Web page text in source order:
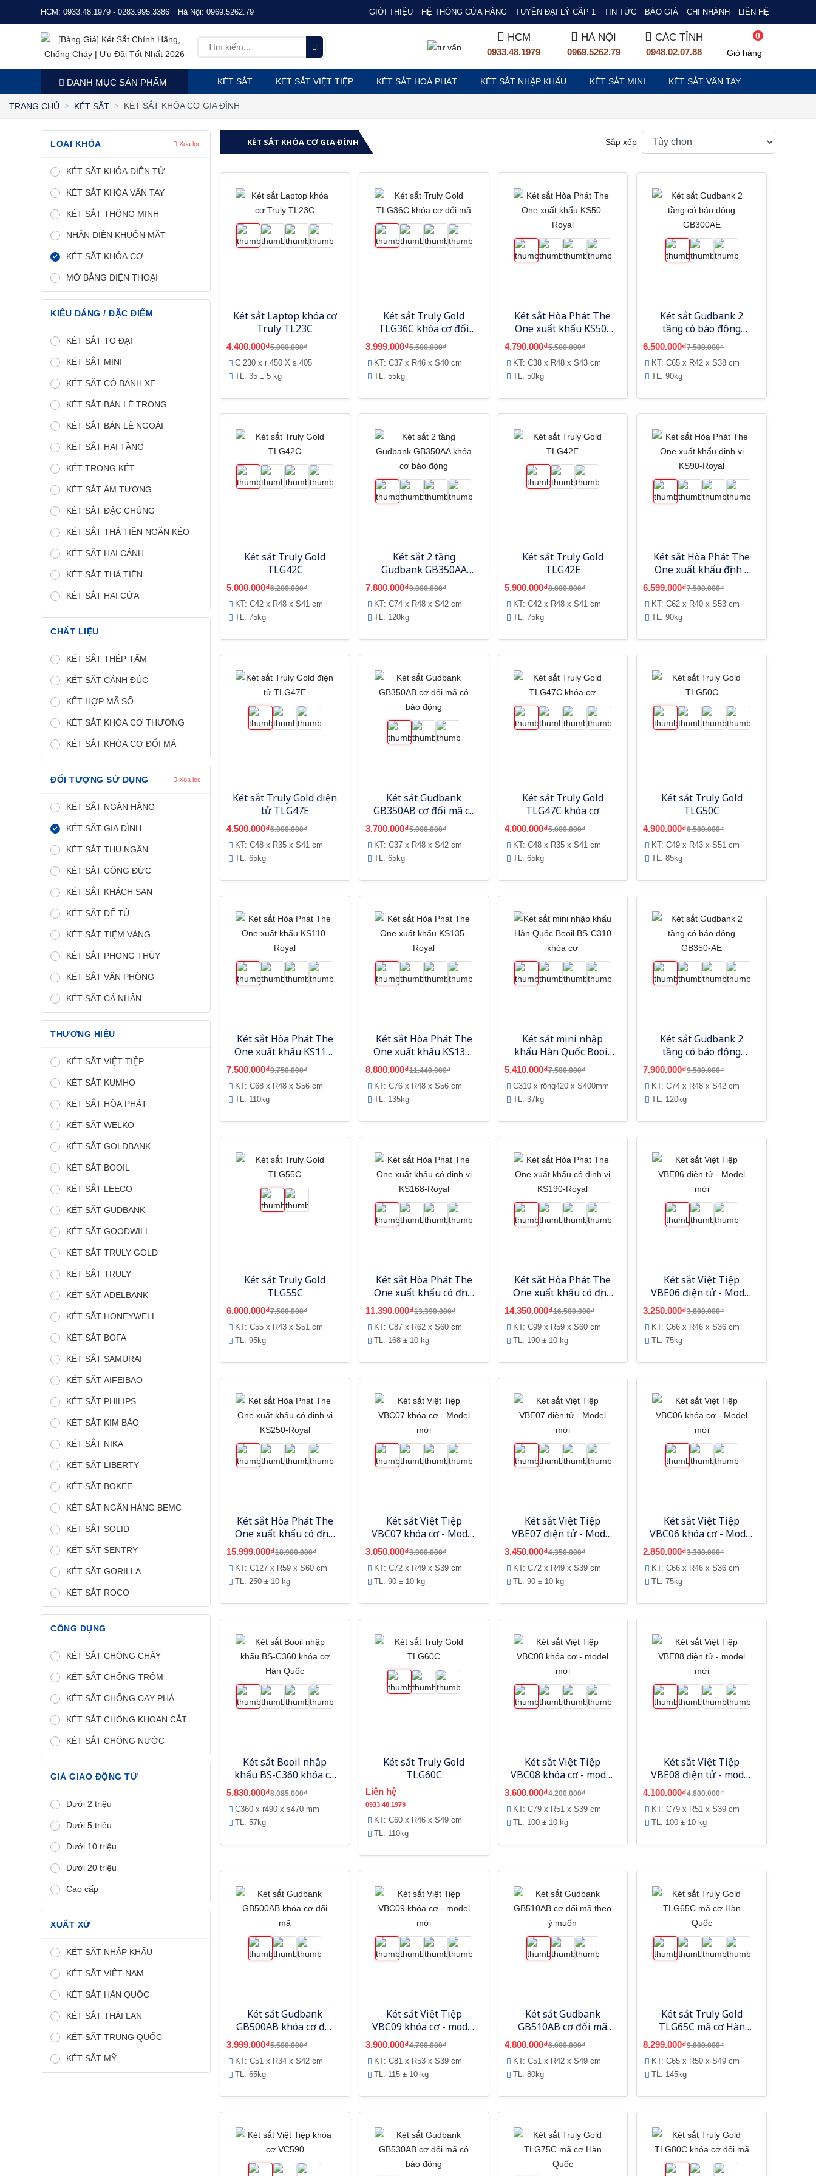
HCM: 0933.48.1979 - 0283.995.3386 Hà Nội: 0969.5262.79 GIỚI THIỆU HỆ THỐNG CỬA HÀNG TUYỂN ĐẠI LÝ CẤP 1 TIN TỨC BÁO GIÁ CHI NHÁNH LIÊN HỆ
HCM
0933.48.1979
HÀ NỘI
0969.5262.79
CÁC TỈNH
0948.02.07.88
0
Giỏ hàng
DANH MỤC SẢN PHẨM KÉT SẮT KÉT SẮT VIỆT TIỆP KÉT SẮT HOÀ PHÁT KÉT SẮT NHẬP KHẨU KÉT SẮT MINI KÉT SẮT VÂN TAY
TRANG CHỦ KÉT SẮT KÉT SẮT KHÓA CƠ GIA ĐÌNH
LOẠI KHÓA Xóa lọc
KÉT SẮT KHÓA ĐIỆN TỬ
KÉT SẮT KHÓA VÂN TAY
KÉT SẮT THÔNG MINH
NHẬN DIỆN KHUÔN MẶT
KÉT SẮT KHÓA CƠ
MỞ BẰNG ĐIỆN THOẠI
KIỂU DÁNG / ĐẶC ĐIỂM
KÉT SẮT TO ĐẠI
KÉT SẮT MINI
KÉT SẮT CÓ BÁNH XE
KÉT SẮT BÀN LỀ TRONG
KÉT SẮT BÀN LỀ NGOÀI
KÉT SẮT HAI TẦNG
KÉT TRONG KÉT
KÉT SẮT ÂM TƯỜNG
KÉT SẮT ĐẶC CHỦNG
KÉT SẮT THẢ TIỀN NGĂN KÉO
KÉT SẮT HAI CÁNH
KÉT SẮT THẢ TIỀN
KÉT SẮT HAI CỬA
CHẤT LIỆU
KÉT SẮT THÉP TẤM
KÉT SẮT CÁNH ĐÚC
KẾT HỢP MÃ SỐ
KÉT SẮT KHÓA CƠ THƯỜNG
KÉT SẮT KHÓA CƠ ĐỔI MÃ
ĐỐI TƯỢNG SỬ DỤNG Xóa lọc
KÉT SẮT NGÂN HÀNG
KÉT SẮT GIA ĐÌNH
KÉT SẮT THU NGÂN
KÉT SẮT CÔNG ĐỨC
KÉT SẮT KHÁCH SẠN
KÉT SẮT ĐỂ TỦ
KÉT SẮT TIỆM VÀNG
KÉT SẮT PHONG THỦY
KÉT SẮT VĂN PHÒNG
KÉT SẮT CÁ NHÂN
THƯƠNG HIỆU
KÉT SẮT VIỆT TIỆP
KÉT SẮT KUMHO
KÉT SẮT HÒA PHÁT
KÉT SẮT WELKO
KÉT SẮT GOLDBANK
KÉT SẮT BOOIL
KÉT SẮT LEECO
KÉT SẮT GUDBANK
KÉT SẮT GOODWILL
KÉT SẮT TRULY GOLD
KÉT SẮT TRULY
KÉT SẮT ADELBANK
KÉT SẮT HONEYWELL
KÉT SẮT BOFA
KÉT SẮT SAMURAI
KÉT SẮT AIFEIBAO
KÉT SẮT PHILIPS
KÉT SẮT KIM BẢO
KÉT SẮT NIKA
KÉT SẮT LIBERTY
KÉT SẮT BOKEE
KÉT SẮT NGÂN HÀNG BEMC
KÉT SẮT SOLID
KÉT SẮT SENTRY
KÉT SẮT GORILLA
KÉT SẮT ROCO
CÔNG DỤNG
KÉT SẮT CHỐNG CHÁY
KÉT SẮT CHỐNG TRỘM
KÉT SẮT CHỐNG CẠY PHÁ
KÉT SẮT CHỐNG KHOAN CẮT
KÉT SẮT CHỐNG NƯỚC
GIÁ GIAO ĐỘNG TỪ
Dưới 2 triệu
Dưới 5 triệu
Dưới 10 triệu
Dưới 20 triệu
Cao cấp
XUẤT XỨ
KÉT SẮT NHẬP KHẨU
KÉT SẮT VIỆT NAM
KÉT SẮT HÀN QUỐC
KÉT SẮT THÁI LAN
KÉT SẮT TRUNG QUỐC
KÉT SẮT MỸ
KÉT SẮT KHÓA CƠ GIA ĐÌNH Sắp xếp
Két sắt Laptop khóa cơ
Truly TL23C
4.400.000₫5.000.000₫
C 230 x r 450 X s 405
TL: 35 ± 5 kg
Két sắt Truly Gold
TLG36C khóa cơ đổi
mã
3.999.000₫5.500.000₫
KT: C37 x R46 x S40 cm
TL: 55kg
Két sắt Hòa Phát The
One xuất khẩu KS50-
Royal
4.790.000₫5.500.000₫
KT: C38 x R48 x S43 cm
TL: 50kg
Két sắt Gudbank 2
tầng có báo động
GB300AE
6.500.000₫7.500.000₫
KT: C65 x R42 x S38 cm
TL: 90kg
Két sắt Truly Gold
TLG42C
5.000.000₫6.200.000₫
KT: C42 x R48 x S41 cm
TL: 75kg
Két sắt 2 tầng
Gudbank GB350AA
khóa cơ báo động
7.800.000₫9.000.000₫
KT: C74 x R48 x S42 cm
TL: 120kg
Két sắt Truly Gold
TLG42E
5.900.000₫8.000.000₫
KT: C42 x R48 x S41 cm
TL: 75kg
Két sắt Hòa Phát The
One xuất khẩu định vị
KS90-Royal
6.599.000₫7.500.000₫
KT: C62 x R40 x S53 cm
TL: 90kg
Két sắt Truly Gold điện
tử TLG47E
4.500.000₫6.000.000₫
KT: C48 x R35 x S41 cm
TL: 65kg
Két sắt Gudbank
GB350AB cơ đổi mã có
báo động
3.700.000₫5.000.000₫
KT: C37 x R48 x S42 cm
TL: 65kg
Két sắt Truly Gold
TLG47C khóa cơ
4.000.000₫5.000.000₫
KT: C48 x R35 x S41 cm
TL: 65kg
Két sắt Truly Gold
TLG50C
4.900.000₫6.500.000₫
KT: C49 x R43 x S51 cm
TL: 85kg
Két sắt Hòa Phát The
One xuất khẩu KS110-
Royal
7.500.000₫9.750.000₫
KT: C68 x R48 x S56 cm
TL: 110kg
Két sắt Hòa Phát The
One xuất khẩu KS135-
Royal
8.800.000₫11.440.000₫
KT: C76 x R48 x S56 cm
TL: 135kg
Két sắt mini nhập
khẩu Hàn Quốc Booil
BS-C310 khóa cơ
5.410.000₫7.500.000₫
C310 x rộng420 x S400mm
TL: 37kg
Két sắt Gudbank 2
tầng có báo động
GB350-AE
7.900.000₫9.500.000₫
KT: C74 x R48 x S42 cm
TL: 120kg
Két sắt Truly Gold
TLG55C
6.000.000₫7.500.000₫
KT: C55 x R43 x S51 cm
TL: 95kg
Két sắt Hòa Phát The
One xuất khẩu có định
vị KS168-Royal
11.390.000₫13.390.000₫
KT: C87 x R62 x S60 cm
TL: 168 ± 10 kg
Két sắt Hòa Phát The
One xuất khẩu có định
vị KS190-Royal
14.350.000₫16.500.000₫
KT: C99 x R59 x S60 cm
TL: 190 ± 10 kg
Két sắt Việt Tiệp
VBE06 điện tử - Model
mới
3.250.000₫3.800.000₫
KT: C66 x R46 x S36 cm
TL: 75kg
Két sắt Hòa Phát The
One xuất khẩu có định
vị KS250-Royal
15.999.000₫18.900.000₫
KT: C127 x R59 x S60 cm
TL: 250 ± 10 kg
Két sắt Việt Tiệp
VBC07 khóa cơ - Model
mới
3.050.000₫3.900.000₫
KT: C72 x R49 x S39 cm
TL: 90 ± 10 kg
Két sắt Việt Tiệp
VBE07 điện tử - Model
mới
3.450.000₫4.350.000₫
KT: C72 x R49 x S39 cm
TL: 90 ± 10 kg
Két sắt Việt Tiệp
VBC06 khóa cơ - Model
mới
2.850.000₫3.300.000₫
KT: C66 x R46 x S36 cm
TL: 75kg
Két sắt Booil nhập
khẩu BS-C360 khóa cơ
Hàn Quốc
5.830.000₫8.085.000₫
C360 x r490 x s470 mm
TL: 57kg
Két sắt Truly Gold
TLG60C
Liên hệ
0933.48.1979
KT: C60 x R46 x S49 cm
TL: 110kg
Két sắt Việt Tiệp
VBC08 khóa cơ - model
mới
3.600.000₫4.200.000₫
KT: C79 x R51 x S39 cm
TL: 100 ± 10 kg
Két sắt Việt Tiệp
VBE08 điện tử - model
mới
4.100.000₫4.800.000₫
KT: C79 x R51 x S39 cm
TL: 100 ± 10 kg
Két sắt Gudbank
GB500AB khóa cơ đổi
mã
3.999.000₫5.500.000₫
KT: C51 x R34 x S42 cm
TL: 65kg
Két sắt Việt Tiệp
VBC09 khóa cơ - model
mới
3.900.000₫4.700.000₫
KT: C81 x R53 x S39 cm
TL: 115 ± 10 kg
Két sắt Gudbank
GB510AB cơ đổi mã
theo ý muốn
4.800.000₫6.000.000₫
KT: C51 x R42 x S49 cm
TL: 80kg
Két sắt Truly Gold
TLG65C mã cơ Hàn
Quốc
8.299.000₫9.800.000₫
KT: C65 x R50 x S49 cm
TL: 145kg